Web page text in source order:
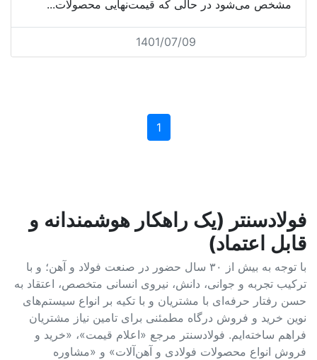
مشخص می‌شود در حالی که قیمت‌نهایی محصولات...
1401/07/09
1
فولادسنتر (یک راهکار هوشمندانه و
قابل اعتماد)
با توجه به بیش از ۳۰ سال حضور در صنعت فولاد و آهن؛ و با
ترکیب تجربه و جوانی، دانش، نیروی انسانی متخصص، اعتقاد به
حسن رفتار حرفه‌ای با مشتریان و با تکیه بر انواع سیستم‌های
نوین خرید و فروش درگاه مطمئنی برای تامین نیاز مشتریان
فراهم ساخته‌ایم. فولادسنتر مرجع «اعلام قیمت»، «خرید و
فروش انواع محصولات فولادی و آهن‌آلات» و «مشاوره